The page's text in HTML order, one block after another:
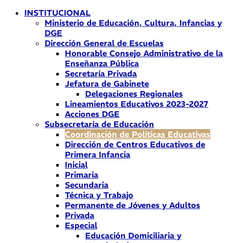
INSTITUCIONAL
Ministerio de Educación, Cultura, Infancias y
DGE
Dirección General de Escuelas
Honorable Consejo Administrativo de la
Enseñanza Pública
Secretaría Privada
Jefatura de Gabinete
Delegaciones Regionales
Lineamientos Educativos 2023-2027
Acciones DGE
Subsecretaría de Educación
Coordinación de Políticas Educativas
Dirección de Centros Educativos de
Primera Infancia
Inicial
Primaria
Secundaria
Técnica y Trabajo
Permanente de Jóvenes y Adultos
Privada
Especial
Educación Domiciliaria y